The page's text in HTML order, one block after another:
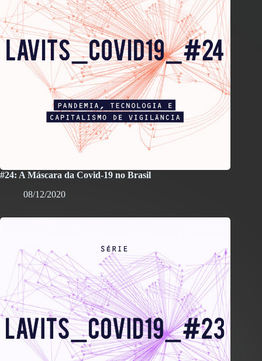
#24: A Máscara da Covid-19 no Brasil
08/12/2020